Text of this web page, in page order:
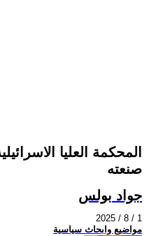
المحكمة العليا
صنعته
جواد بولس
2025 / 8 / 1
مواضيع وابحاث سياسية